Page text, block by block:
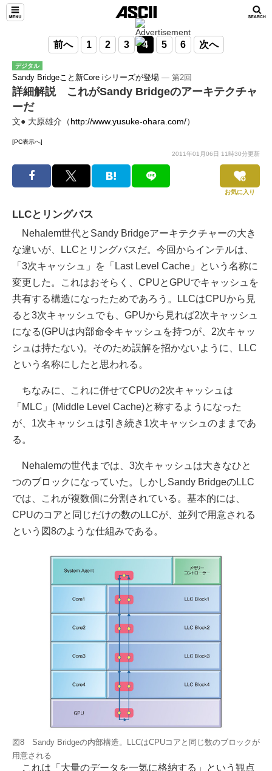
前へ 1 2 3 4 5 6 次へ
デジタル
Sandy Bridgeこと新Core iシリーズが登場 ― 第2回
詳細解説 これがSandy Bridgeのアーキテクチャ
ーだ
文● 大原雄介（http://www.yusuke-ohara.com/）
[PC表示へ]
2011年01月06日 11時30分更新
お気に入り
LLCとリングバス
Nehalem世代とSandy Bridgeアーキテクチャーの大き
な違いが、LLCとリングバスだ。今回からインテルは、
「3次キャッシュ」を「Last Level Cache」という名称に
変更した。これはおそらく、CPUとGPUでキャッシュを
共有する構造になったためであろう。LLCはCPUから見
ると3次キャッシュでも、GPUから見れば2次キャッシュ
になる(GPUは内部命令キャッシュを持つが、2次キャッ
シュは持たない)。そのため誤解を招かないように、LLC
という名称にしたと思われる。
ちなみに、これに併せてCPUの2次キャッシュは
「MLC」(Middle Level Cache)と称するようになった
が、1次キャッシュは引き続き1次キャッシュのままであ
る。
Nehalemの世代までは、3次キャッシュは大きなひと
つのブロックになっていた。しかしSandy BridgeのLLC
では、これが複数個に分割されている。基本的には、
CPUのコアと同じだけの数のLLCが、並列で用意される
という図8のような仕組みである。
図8 Sandy Bridgeの内部構造。LLCはCPUコアと同じ数のブロックが
用意される
これは「大量のデータを一気に格納する」という観点